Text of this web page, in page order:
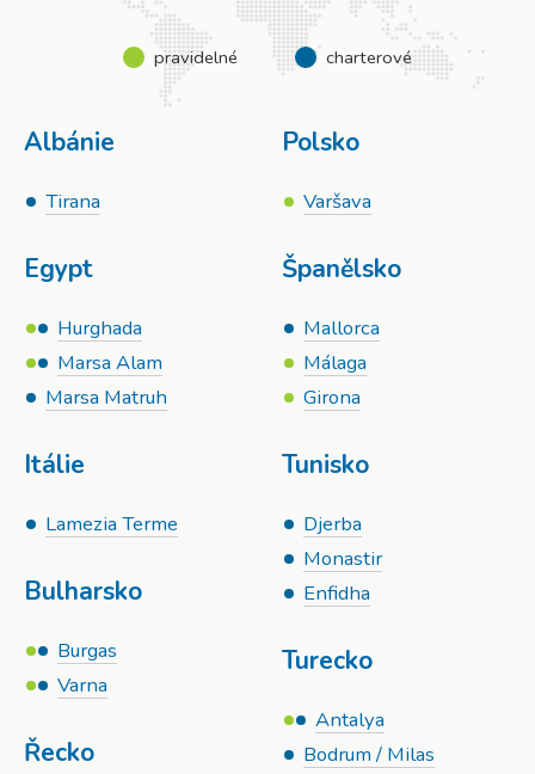
pravidelné charterové
Albánie
Tirana
Egypt
Hurghada
Marsa Alam
Marsa Matruh
Itálie
Lamezia Terme
Bulharsko
Burgas
Varna
Řecko
Polsko
Varšava
Španělsko
Mallorca
Málaga
Girona
Tunisko
Djerba
Monastir
Enfidha
Turecko
Antalya
Bodrum / Milas